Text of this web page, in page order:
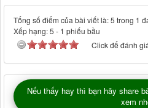
Tổng số điểm của bài viết là: 5 trong 1
Xếp hạng:5 - 1 phiếu bầu
Click để đánh
Nếu thấy hay thì bạn hãy share
xem